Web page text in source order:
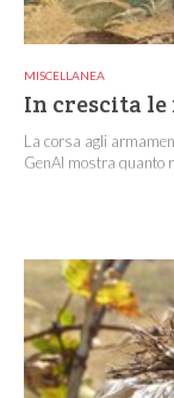
MISCELLANEA
In crescita
La corsa agli
GenAI mostra quanto